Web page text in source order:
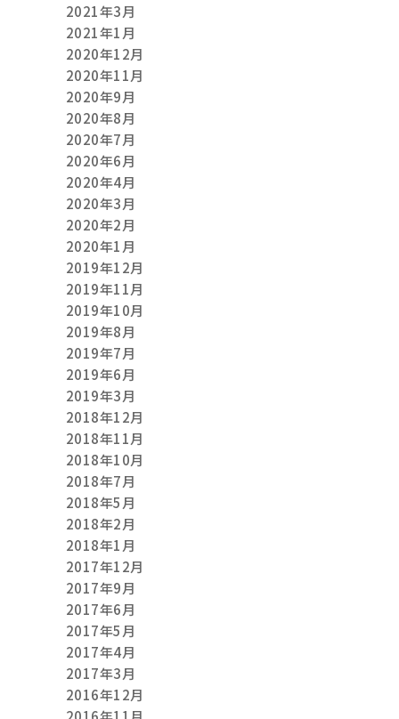
2021年3月
2021年1月
2020年12月
2020年11月
2020年9月
2020年8月
2020年7月
2020年6月
2020年4月
2020年3月
2020年2月
2020年1月
2019年12月
2019年11月
2019年10月
2019年8月
2019年7月
2019年6月
2019年3月
2018年12月
2018年11月
2018年10月
2018年7月
2018年5月
2018年2月
2018年1月
2017年12月
2017年9月
2017年6月
2017年5月
2017年4月
2017年3月
2016年12月